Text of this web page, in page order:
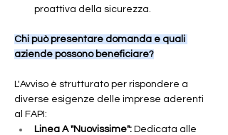
proattiva della sicurezza.
Chi può presentare domanda e quali
aziende possono beneficiare?
L'Avviso è strutturato per rispondere a
diverse esigenze delle imprese aderenti
al FAPI:
Linea A "Nuovissime": Dedicata alle